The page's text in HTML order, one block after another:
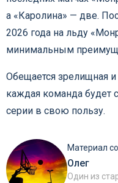
а «Каролина» — две.
2026 года на льду
минимальным
Обещается зрелищная
каждая команда будет
серии в свою пользу.
Материал
Олег
Один из